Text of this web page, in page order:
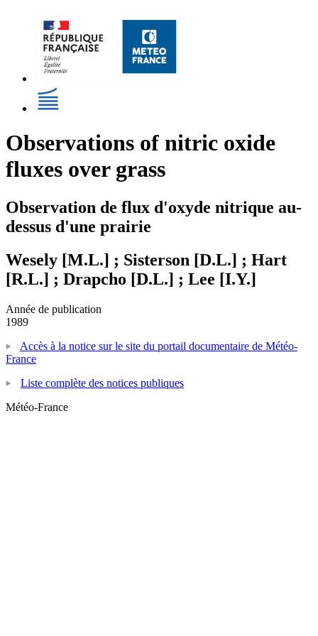
Observations of nitric oxide
fluxes over grass
Observation de flux d'oxyde nitrique au-
dessus d'une prairie
Wesely [M.L.] ; Sisterson [D.L.] ; Hart
[R.L.] ; Drapcho [D.L.] ; Lee [I.Y.]
Année de publication
1989
Accès à la notice sur le site du portail documentaire de Météo-
France
Liste complète des notices publiques
Météo-France